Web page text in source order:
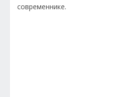
современнике.